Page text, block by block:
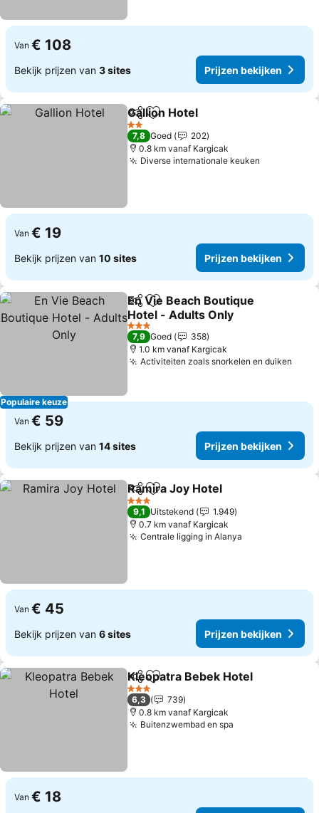
Van € 108
Bekijk prijzen van 3 sites Prijzen bekijken
DelenToevoegen aan favorieten
Gallion Hotel
2 Sterren
7,8 Goed
202
0.8 km vanaf Kargicak
Diverse internationale keuken
Van € 19
Bekijk prijzen van 10 sites Prijzen bekijken
Populaire keuze
DelenToevoegen aan favorieten
En Vie Beach Boutique
Hotel - Adults Only
3 Sterren
7,9 Goed
358
1.0 km vanaf Kargicak
Activiteiten zoals snorkelen en duiken
Van € 59
Bekijk prijzen van 14 sites Prijzen bekijken
DelenToevoegen aan favorieten
Ramira Joy Hotel
3 Sterren
9,1 Uitstekend
1.949
0.7 km vanaf Kargicak
Centrale ligging in Alanya
Van € 45
Bekijk prijzen van 6 sites Prijzen bekijken
DelenToevoegen aan favorieten
Kleopatra Bebek Hotel
3 Sterren
6,3
739
0.8 km vanaf Kargicak
Buitenzwembad en spa
Van € 18